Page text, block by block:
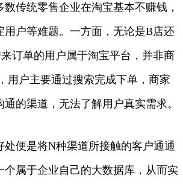
传统零售企业在淘宝基本不赚钱，
用户等难题。一方面，无论是B店还
订单的用户属于淘宝平台，并非商
用户主要通过搜索完成下单，商家
的渠道，无法了解用户真实需求。
处便是将N种渠道所接触的客户通通
个属于企业自己的大数据库，从而实